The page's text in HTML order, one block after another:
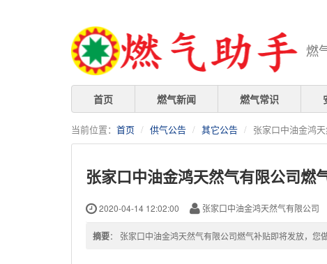
燃
首页 燃气新闻 燃气常识
当前位置： 首页 供气公告 其它公告 张家口中油金鸿
张家口中油金鸿天然气有限公司燃
2020-04-14 12:02:00 张家口中油金鸿天然气有限公司
摘要： 张家口中油金鸿天然气有限公司燃气补贴即将发放，您